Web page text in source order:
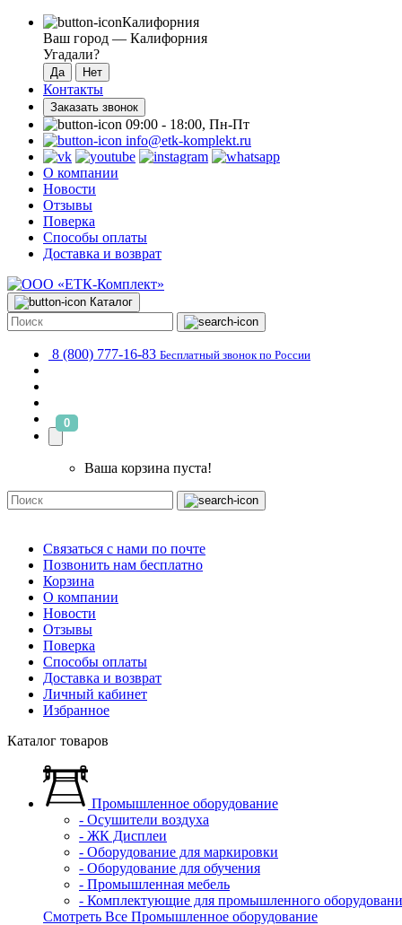
Калифорния
Ваш город — Калифорния
Угадали?
Контакты
Заказать звонок
09:00 - 18:00, Пн-Пт
info@etk-komplekt.ru
О компании
Новости
Отзывы
Поверка
Способы оплаты
Доставка и возврат
Каталог
8 (800) 777-16-83 Бесплатный звонок по России
0
Ваша корзина пуста!
Связаться с нами по почте
Позвонить нам бесплатно
Корзина
О компании
Новости
Отзывы
Поверка
Способы оплаты
Доставка и возврат
Личный кабинет
Избранное
Каталог товаров
Промышленное оборудование
- Осушители воздуха
- ЖК Дисплеи
- Оборудование для маркировки
- Оборудование для обучения
- Промышленная мебель
- Комплектующие для промышленного
Смотреть Все Промышленное оборудование